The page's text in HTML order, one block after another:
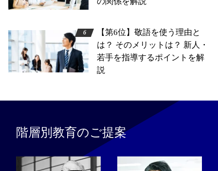
【第6位】敬語を使う理由と
は？ そのメリットは？ 新人・
若手を指導するポイントを解
説
階層別教育のご提案